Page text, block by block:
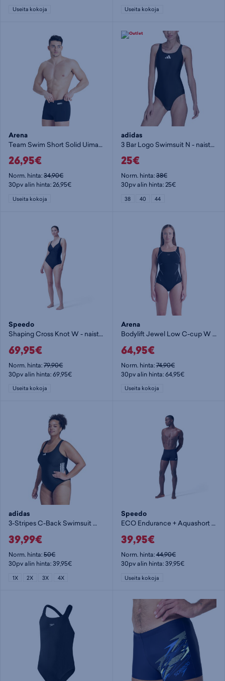
Useita kokoja Useita kokoja
Arena
Team Swim Short Solid Uimahousut M
26,95€
Norm. hinta:34,90€
30pv alin hinta: 26,95€
Useita kokoja
adidas
3 Bar Logo Swimsuit N - naisten uimapuku
25€
Norm. hinta:38€
30pv alin hinta: 25€
38 40 44
Speedo
Shaping Cross Knot W - naisten uimapuku
69,95€
Norm. hinta:79,90€
30pv alin hinta: 69,95€
Useita kokoja
Arena
Bodylift Jewel Low C-cup W - naisten uimapuku
64,95€
Norm. hinta:74,90€
30pv alin hinta: 64,95€
Useita kokoja
adidas
3-Stripes C-Back Swimsuit W+ - naisten uimapuku
39,99€
Norm. hinta:50€
30pv alin hinta: 39,95€
1X 2X 3X 4X
Speedo
ECO Endurance + Aquashort M - miesten uimahousut
39,95€
Norm. hinta:44,90€
30pv alin hinta: 39,95€
Useita kokoja